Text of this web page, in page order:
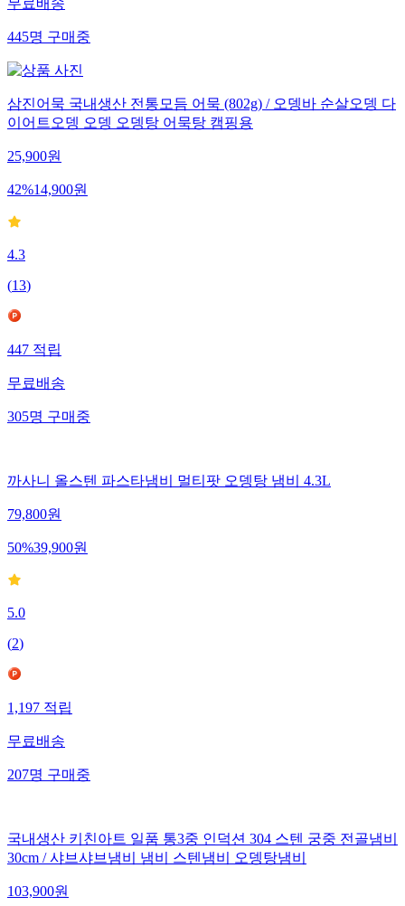
무료배송
445명구매중
삼진어묵 국내생산 전통모듬 어묵 (802g) / 오뎅바 순살오뎅 다
이어트오뎅 오뎅 오뎅탕 어묵탕 캠핑용
25,900원
42%14,900원
4.3
(13)
447적립
무료배송
305명구매중
까사니 올스텐 파스타냄비 멀티팟 오뎅탕 냄비 4.3L
79,800원
50%39,900원
5.0
(2)
1,197적립
무료배송
207명구매중
국내생산 키친아트 일품 통3중 인덕션 304 스텐 궁중 전골냄비
30cm / 샤브샤브냄비 냄비 스텐냄비 오뎅탕냄비
103,900원